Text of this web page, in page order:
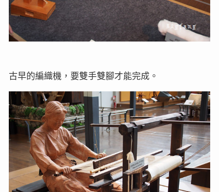
古早的編織機，要雙手雙腳才能完成。